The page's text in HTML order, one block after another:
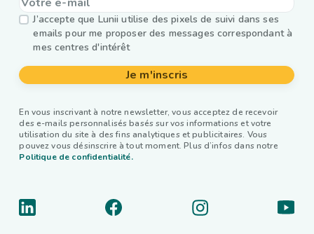
J’accepte que Lunii utilise des pixels de suivi dans ses
emails pour me proposer des messages correspondant à
mes centres d'intérêt
Je m'inscris
En vous inscrivant à notre newsletter, vous acceptez de recevoir
des e-mails personnalisés basés sur vos informations et votre
utilisation du site à des fins analytiques et publicitaires. Vous
pouvez vous désinscrire à tout moment. Plus d’infos dans notre
Politique de confidentialité.